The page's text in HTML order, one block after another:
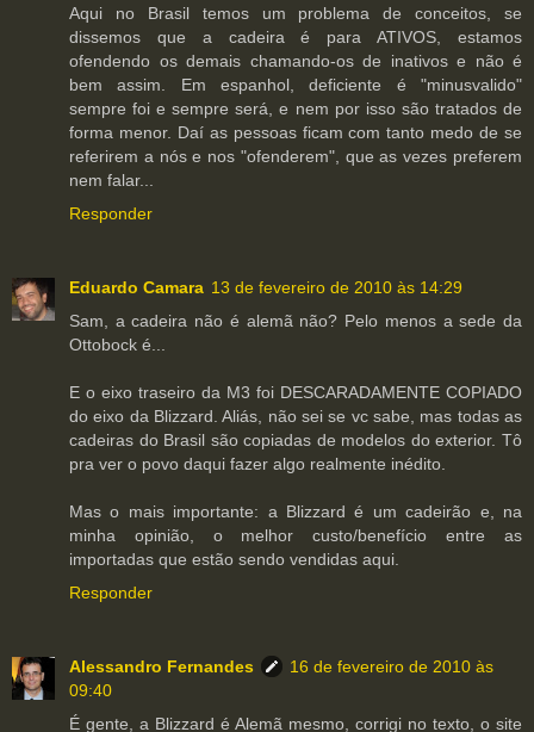
Aqui no Brasil temos um problema de conceitos, se
dissemos que a cadeira é para ATIVOS, estamos
ofendendo os demais chamando-os de inativos e não é
bem assim. Em espanhol, deficiente é "minusvalido"
sempre foi e sempre será, e nem por isso são tratados de
forma menor. Daí as pessoas ficam com tanto medo de se
referirem a nós e nos "ofenderem", que as vezes preferem
nem falar...
Responder
Eduardo Camara 13 de fevereiro de 2010 às 14:29
Sam, a cadeira não é alemã não? Pelo menos a sede da
Ottobock é...
E o eixo traseiro da M3 foi DESCARADAMENTE COPIADO
do eixo da Blizzard. Aliás, não sei se vc sabe, mas todas as
cadeiras do Brasil são copiadas de modelos do exterior. Tô
pra ver o povo daqui fazer algo realmente inédito.
Mas o mais importante: a Blizzard é um cadeirão e, na
minha opinião, o melhor custo/benefício entre as
importadas que estão sendo vendidas aqui.
Responder
Alessandro Fernandes
16 de fevereiro de 2010 às
09:40
É gente, a Blizzard é Alemã mesmo, corrigi no texto, o site